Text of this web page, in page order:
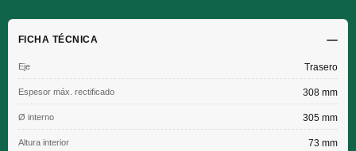
FICHA TÉCNICA
Eje Trasero
Espesor máx. rectificado 308 mm
Ø interno 305 mm
Altura interior 73 mm